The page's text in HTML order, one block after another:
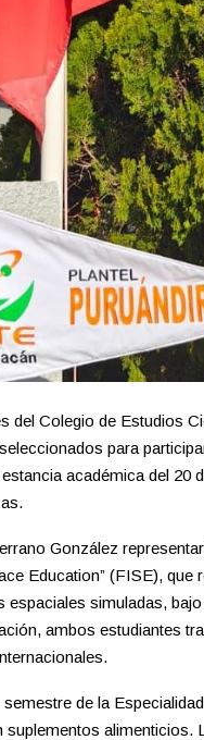
del Colegio de Estudios
para
académica del 20
González
Education” (FISE), que
espaciales simuladas,
ambos estudiantes
de la
alimenticios.